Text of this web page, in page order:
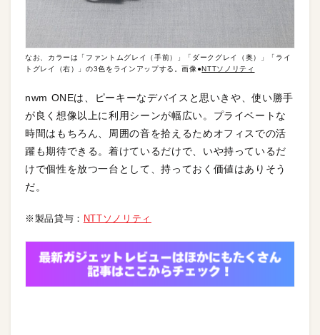
なお、カラーは「ファントムグレイ（手前）」「ダークグレイ（奥）」「ライ
トグレイ（右）」の3色をラインアップする。画像●NTTソノリティ
nwm ONEは、ピーキーなデバイスと思いきや、使い勝手
が良く想像以上に利用シーンが幅広い。プライベートな
時間はもちろん、周囲の音を拾えるためオフィスでの活
躍も期待できる。着けているだけで、いや持っているだ
けで個性を放つ一台として、持っておく価値はありそう
だ。
※製品貸与： NTTソノリティ